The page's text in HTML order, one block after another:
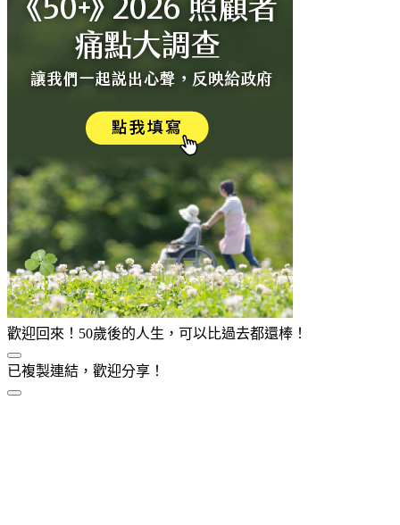
歡迎回來！50歲後的人生，可以比過去都還棒！
已複製連結，歡迎分享！